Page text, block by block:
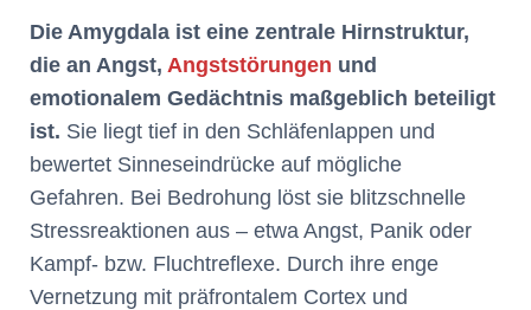
Die Amygdala ist eine zentrale Hirnstruktur,
die an Angst, Angststörungen und
emotionalem Gedächtnis maßgeblich beteiligt
ist. Sie liegt tief in den Schläfenlappen und
bewertet Sinneseindrücke auf mögliche
Gefahren. Bei Bedrohung löst sie blitzschnelle
Stressreaktionen aus – etwa Angst, Panik oder
Kampf- bzw. Fluchtreflexe. Durch ihre enge
Vernetzung mit präfrontalem Cortex und